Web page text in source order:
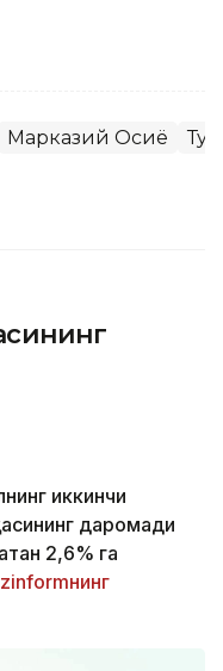
Марказий Осиё
иккинчи
даромади
2,6% га